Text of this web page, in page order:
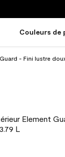
Couleurs de
- Fini lustre